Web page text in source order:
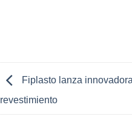
Fiplasto lanza
revestimiento